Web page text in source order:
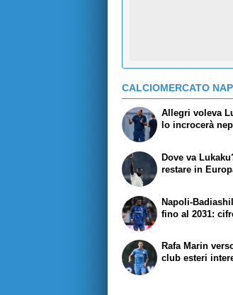
CALCIOMERCATO
Allegri voleva
lo incrocerà
Dove va
restare in
Napoli-
fino al 2031:
Rafa Marin
club esteri